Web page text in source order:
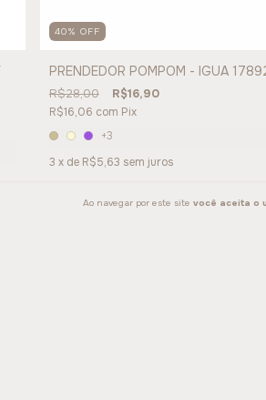
Ao navegar por este site você aceita o
40% OFF
PRENDEDOR POMPOM - IGUA
R$28,00 R$16,90
R$16,06 com Pix
+3
3 x de R$5,63 sem juros